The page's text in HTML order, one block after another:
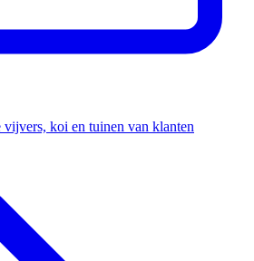
vijvers, koi en tuinen van klanten